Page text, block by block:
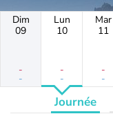
Dim
09
-
-
Lun
10
-
-
Mar
11
-
-
Journée